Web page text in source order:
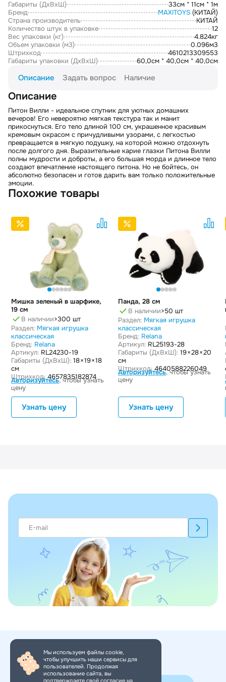
Габариты (ДxВxШ)
33см * 11см * 1м
Бренд
MAXITOYS (КИТАЙ)
Страна производитель
КИТАЙ
Количество штук в упаковке
12
Вес упаковки (кг)
4.824кг
Объем упаковки (м3)
0.096м3
Штрихкод
4610213309553
Габариты упаковки (ДxВxШ)
60,0см * 40,0см * 40,0см
Описание Задать вопрос Наличие
Описание
Питон Вилли - идеальное спутник для уютных домашних
вечеров! Его невероятно мягкая текстура так и манит
прикоснуться. Его тело длиной 100 см, украшенное красивым
кремовым окрасом с причудливыми узорами, с легкостью
превращается в мягкую подушку, на которой можно отдохнуть
после долгого дня. Выразительные карие глазки Питона Вилли
полны мудрости и доброты, а его большая морда и длинное тело
создают впечатление настоящего питона. Но не бойтесь, он
абсолютно безопасен и готов дарить вам только положительные
эмоции.
Похожие товары
Мишка зеленый в шарфике,
19 см
В наличии>300 шт
Раздел: Мягкая игрушка
классическая
Бренд: Relana
Артикул: RL24230-19
Габариты (ДxВxШ): 18 × 19 × 18
см
Штрихкод: 4657835182874
Авторизуйтесь, чтобы узнать
цену
Узнать цену
Панда, 28 см
В наличии>50 шт
Раздел: Мягкая игрушка
классическая
Бренд: Relana
Артикул: RL25193-28
Габариты (ДxВxШ): 19 × 28 × 20
см
Штрихкод: 4640588226049
Авторизуйтесь, чтобы узнать
цену
Узнать цену
+7 (495) 150-34-11
Мы используем файлы cookie,
чтобы улучшить наши сервисы для
пользователей. Продолжая
использование сайта, вы
подтверждаете своё согласие на